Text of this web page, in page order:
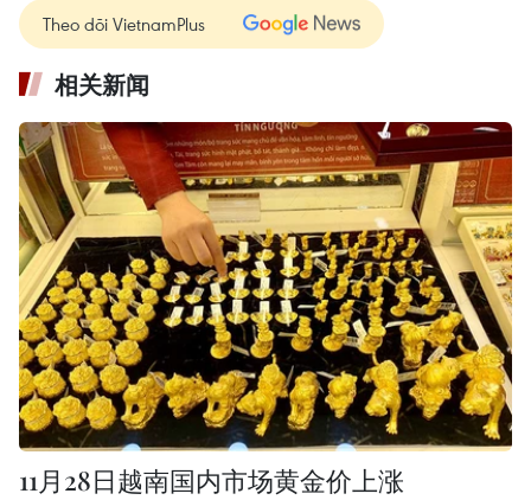
Theo dõi VietnamPlus
相关新闻
11月28日越南国内市场黄金价上涨